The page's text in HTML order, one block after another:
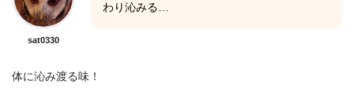
sat0330
わり沁みる…
体に沁み渡る味！